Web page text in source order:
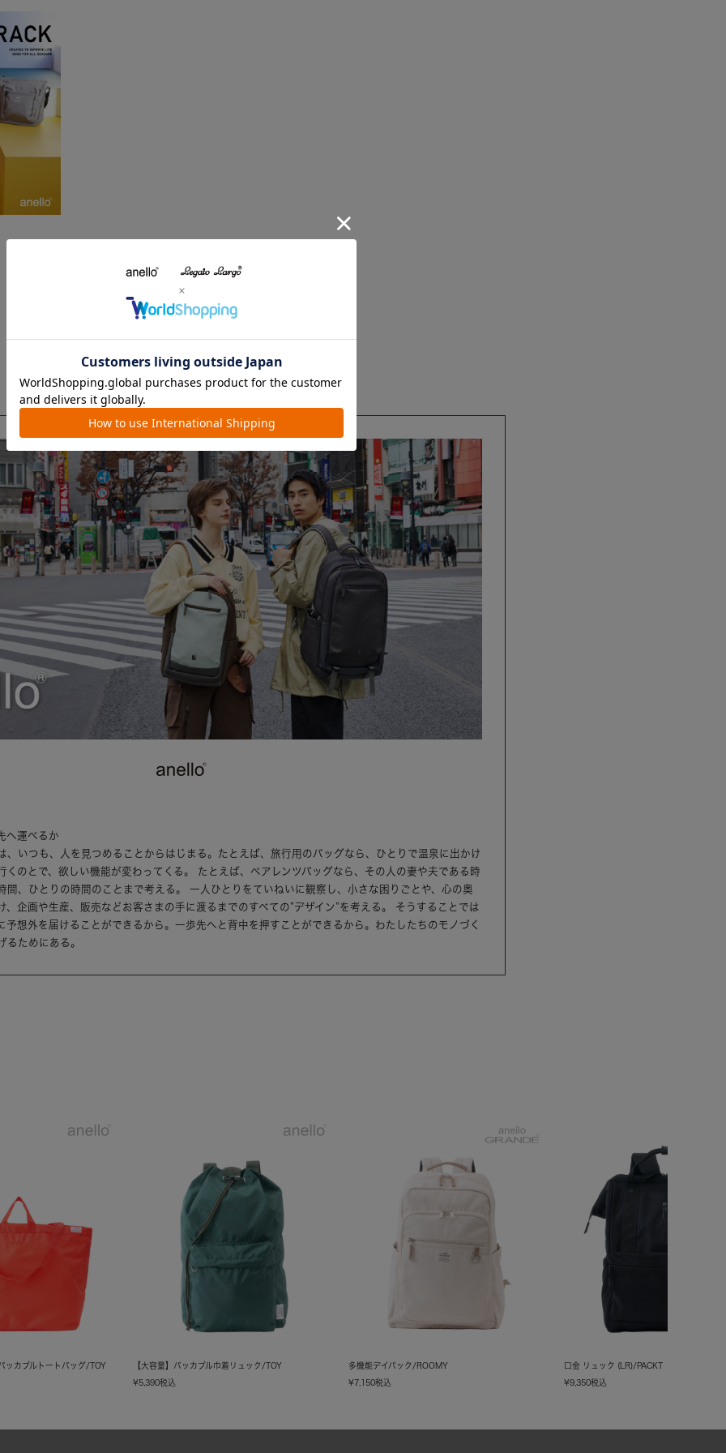
へ運べるか
、いつも、人を見つめることからはじまる。たとえば、旅行用のバッグなら、ひとりで温泉に出かけ
くのとで、欲しい機能が変わってくる。 たとえば、ペアレンツバッグなら、その人の妻や夫である時
間、ひとりの時間のことまで考える。 一人ひとりをていねいに観察し、小さな困りごとや、心の奥
、企画や生産、販売などお客さまの手に渡るまでのすべての”デザイン”を考える。 そうすることでは
予想外を届けることができるから。一歩先へと背中を押すことができるから。わたしたちのモノづく
るためにある。
ッカブルトートバッグ/TOY 【大容量】パッカブル巾着リュック/TOY
¥5,390税込
多機能デイパック/ROOMY
¥7,150税込
口金 リュック (LR)/PACKT
¥9,350税込